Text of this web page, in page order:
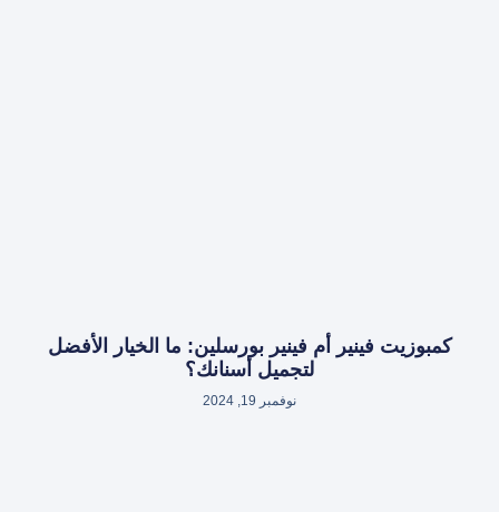
كمبوزيت فينير أم فينير بورسلين: ما الخيار الأفضل
لتجميل أسنانك؟
نوفمبر 19, 2024